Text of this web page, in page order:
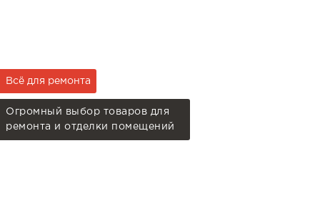
Всё для ремонта
Огромный выбор товаров для
ремонта и отделки помещений